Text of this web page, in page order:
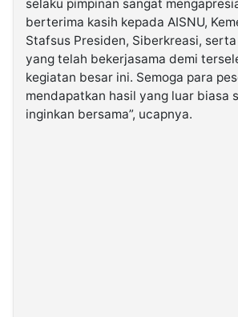
selaku pimpinan sangat
berterima kasih kepada AISNU,
Stafsus Presiden, Siberkreasi,
yang telah bekerjasama demi
kegiatan besar ini. Semoga para
mendapatkan hasil yang luar biasa
inginkan bersama”, ucapnya.